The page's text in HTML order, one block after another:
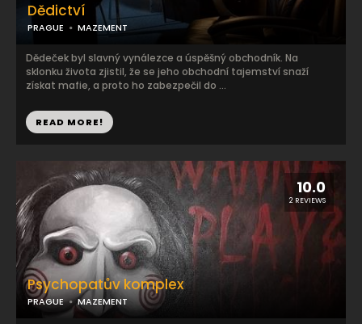
Dědictví
PRAGUE MAZEMENT
Dědeček byl slavný vynálezce a úspěšný obchodník. Na
sklonku života zjistil, že se jeho obchodní tajemství snaží
získat mafie, a proto ho zabezpečil do ...
READ MORE!
10.0
2 REVIEWS
Psychopatův komplex
PRAGUE MAZEMENT